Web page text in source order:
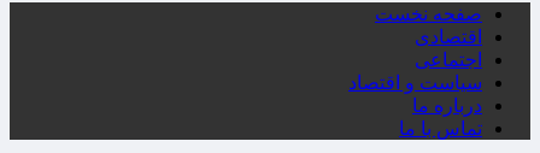
صفحه نخست
اقتصادی
اجتماعی
سیاست و اقتصاد
درباره ما
تماس با ما